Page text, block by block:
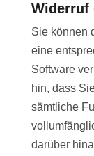
Widerruf
Sie können
eine
Software
hin, dass
sämtliche
darüber